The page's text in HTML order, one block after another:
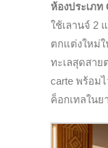
ห้องประเภท
ใช้เลานจ์ 2
ตกแต่งใหม่
ทะเลสุดสาย
carte พร้อม
ค็อกเทลในย